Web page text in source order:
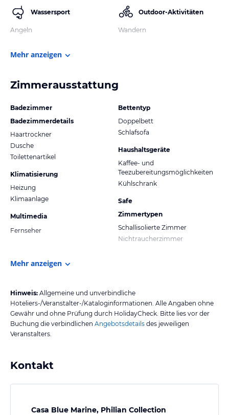
Wassersport
Angeln
Outdoor-Aktivitäten
Wandern
Mehr anzeigen
Zimmerausstattung
Badezimmer
Badezimmerdetails
Haartrockner
Dusche
Toilettenartikel
Klimatisierung
Heizung
Klimaanlage
Multimedia
Fernseher
Bettentyp
Doppelbett
Schlafsofa
Haushaltsgeräte
Kaffee- und
Teezubereitungsmöglichkeiten
Kühlschrank
Safe
Zimmertypen
Schallisolierte Zimmer
Nichtraucherzimmer
Mehr anzeigen
Hinweis: Allgemeine und unverbindliche
Hoteliers-/Veranstalter-/Kataloginformationen. Alle Angaben ohne
Gewähr und ohne Prüfung durch HolidayCheck. Bitte lies vor der
Buchung die verbindlichen Angebotsdetails des jeweiligen
Veranstalters.
Kontakt
Casa Blue Marine, Philian Collection